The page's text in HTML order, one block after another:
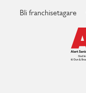
Bli franchisetagare